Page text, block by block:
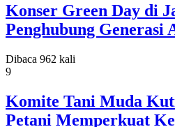
Konser Green Day di
Penghubung Generasi
Dibaca 962 kali
9
Komite Tani Muda
Petani Memperkuat